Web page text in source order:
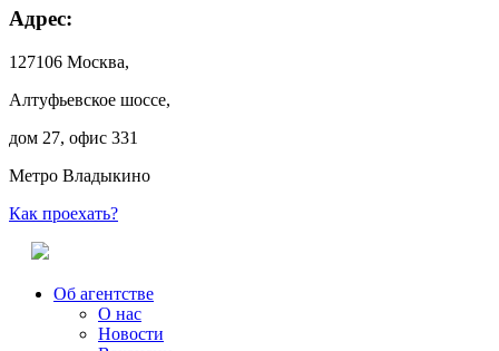
Адрес:
127106 Москва,
Алтуфьевское шоссе,
дом 27, офис 331
Метро Владыкино
Как проехать?
Об агентстве
О нас
Новости